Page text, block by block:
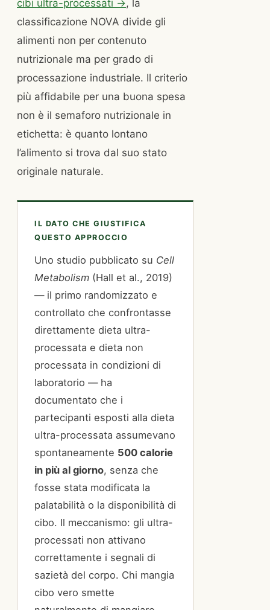
cibi ultra-processati →, la
classificazione NOVA divide gli
alimenti non per contenuto
nutrizionale ma per grado di
processazione industriale. Il criterio
più affidabile per una buona spesa
non è il semaforo nutrizionale in
etichetta: è quanto lontano
l’alimento si trova dal suo stato
originale naturale.
IL DATO CHE GIUSTIFICA
QUESTO APPROCCIO
Uno studio pubblicato su Cell
Metabolism (Hall et al., 2019)
— il primo randomizzato e
controllato che confrontasse
direttamente dieta ultra-
processata e dieta non
processata in condizioni di
laboratorio — ha
documentato che i
partecipanti esposti alla dieta
ultra-processata assumevano
spontaneamente 500 calorie
in più al giorno, senza che
fosse stata modificata la
palatabilità o la disponibilità di
cibo. Il meccanismo: gli ultra-
processati non attivano
correttamente i segnali di
sazietà del corpo. Chi mangia
cibo vero smette